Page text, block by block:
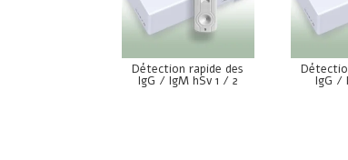
Détection rapide des
IgG / IgM hSv 1 / 2 IgG /